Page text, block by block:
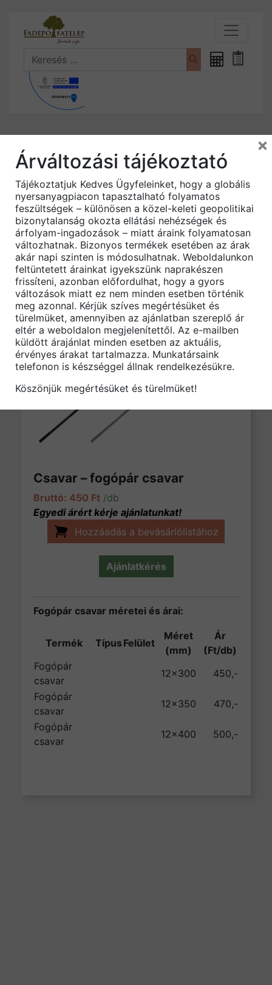
Search
Fűrészáru
Kezdőlap
Kötőelemek és
rögzítéstechnika/ Csavar – fogópár csavar
Csavar – fogópár csavar
450 Ft /db
Hozzáadás a bevásárlólistához
Ajánlatkérés
Fogópár csavar méretei és árai:
Termék TípusFelület
Méret
(mm)
Ár
(Ft/db)
Fogópár
csavar
12×300
450,-
Fogópár
csavar
12×350
470,-
Fogópár
csavar
12×400 500,-
Árváltozási tájékoztató
Tájékoztatjuk Kedves Ügyfeleinket, hogy a globális
nyersanyagpiacon tapasztalható folyamatos
feszültségek – különösen a közel-keleti geopolitikai
bizonytalanság okozta ellátási nehézségek és
árfolyam-ingadozások – miatt áraink folyamatosan
változhatnak. Bizonyos termékek esetében az árak
akár napi szinten is módosulhatnak. Weboldalunkon
feltüntetett árainkat igyekszünk naprakészen
frissíteni, azonban előfordulhat, hogy a gyors
változások miatt ez nem minden esetben történik
meg azonnal. Kérjük szíves megértésüket és
türelmüket, amennyiben az ajánlatban szereplő ár
eltér a weboldalon megjelenítettől. Az e-mailben
küldött árajánlat minden esetben az aktuális,
érvényes árakat tartalmazza. Munkatársaink
telefonon is készséggel állnak rendelkezésükre.
Köszönjük megértésüket és türelmüket!
×